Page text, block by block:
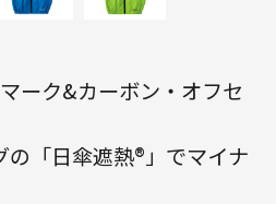
ーク&カーボン・オフセ
「日傘遮熱®」でマイナ